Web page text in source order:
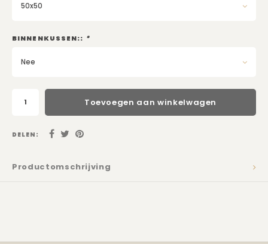
50x50
BINNENKUSSEN:: *
Nee
Toevoegen aan winkelwagen
DELEN:
Productomschrijving